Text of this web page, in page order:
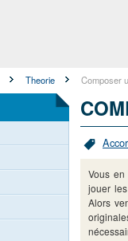
Theorie Composer
Vous
jouer
Alors